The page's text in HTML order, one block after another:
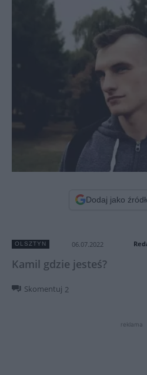
Dodaj jako
OLSZTYN 06.07.2022
Kamil gdzie jesteś?
Skomentuj 2
reklama